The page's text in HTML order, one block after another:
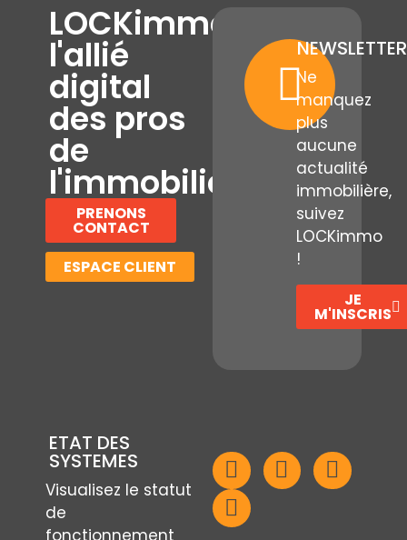
LOCKimmo,
l'allié
digital
des pros
de
l'immobilier
PRENONS
CONTACT
ESPACE CLIENT
NEWSLETTER
Ne
manquez
plus
aucune
actualité
immobilière,
suivez
LOCKimmo
!
JE
M'INSCRIS
ETAT DES
SYSTEMES
Visualisez le statut
de
fonctionnement